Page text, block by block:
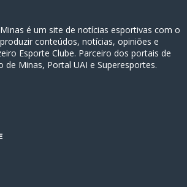
é um site de notícias esportivas com o
conteúdos, notícias, opiniões e
Esporte Clube. Parceiro dos portais de
de Minas, Portal UAI e Superesportes.